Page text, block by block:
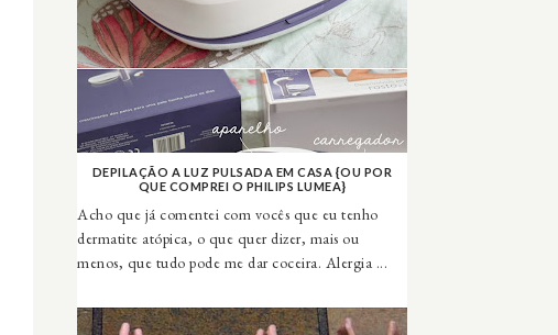
DEPILAÇÃO A LUZ PULSADA EM CASA {OU POR
QUE COMPREI O PHILIPS LUMEA}
Acho que já comentei com vocês que eu tenho
dermatite atópica, o que quer dizer, mais ou
menos, que tudo pode me dar coceira. Alergia ...